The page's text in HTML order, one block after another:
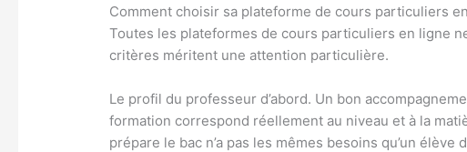
Comment choisir sa plateforme de cours particuliers
Toutes les plateformes de cours particuliers en ligne
critères méritent une attention particulière.
Le profil du professeur d’abord. Un bon
formation correspond réellement au niveau et à la
prépare le bac n’a pas les mêmes besoins qu’un